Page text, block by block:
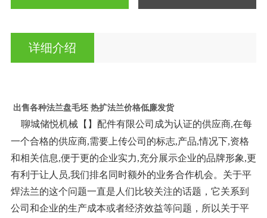
详细介绍
出售各种法兰盘毛坯 热扩法兰价格低廉发货
聊城储悦机械【】配件有限公司成为认证的供应商,在每
一个合格的供应商,需要上传公司的标志,产品,情况下,资格
和相关信息,便于更的企业实力,充分展示企业的品牌形象,更
有利于让人员,我们排名同时额外的业务合作机会。关于平
焊法兰的这个问题一直是人们比较关注的话题，它关系到
公司和企业的生产成本或者经济效益等问题，所以关于平